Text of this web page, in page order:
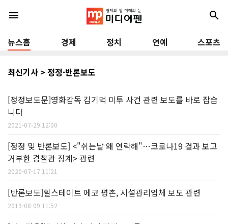
menu search
뉴스홈 경제 정치 연예 스포츠
최신기사 > 정정·반론보도
[정정보도문]영화감독 김기덕 미투 사건 관련 보도를 바로 잡습
니다
2021-07-29 12:00
[정정 및 반론보도] <"쉬는날 왜 연락해"…코로나19 결과 보고
거부한 경찰관 징계> 관련
2020-07-17 11:21
[반론보도]힐스테이트 에코 평촌, 시설관리업체 보도 관련
2019-08-09 11:52